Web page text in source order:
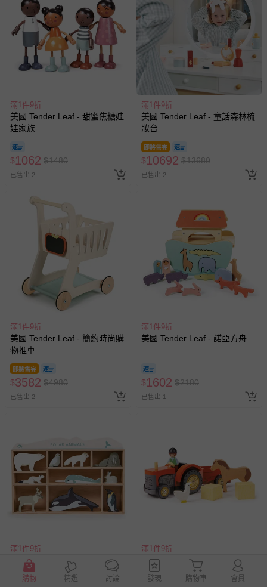
滿1件9折
美國 Tender Leaf - 甜蜜焦糖娃
娃家族
$1062 $1480
已售出 2
滿1件9折
美國 Tender Leaf - 童話森林梳
妝台
即將售完
$10692 $13680
已售出 2
滿1件9折
美國 Tender Leaf - 簡約時尚購
物推車
即將售完
$3582 $4980
已售出 2
滿1件9折
美國 Tender Leaf - 諾亞方舟
$1602 $2180
已售出 1
滿1件9折
美國 Tender Leaf - 極地動物
滿1件9折
美國 Tender Leaf - 動物農莊拖
拉機
購物 精選 討論 發現 購物車 會員